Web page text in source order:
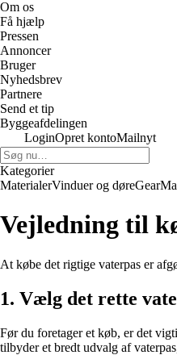
Om os
Få hjælp
Pressen
Annoncer
Bruger
Nyhedsbrev
Partnere
Send et tip
Byggeafdelingen
LoginOpret kontoMailnyt
Kategorier
MaterialerVinduer og døreGear
Vejledning til
At købe det rigtige vaterpas er
1. Vælg det rette
Før du foretager et køb, er det
tilbyder et bredt udvalg af